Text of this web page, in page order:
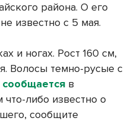
района. О его
известно с 5 мая.
и ногах. Рост 160 см,
Волосы темно-русые с
сообщается в
либо известно о
сообщите